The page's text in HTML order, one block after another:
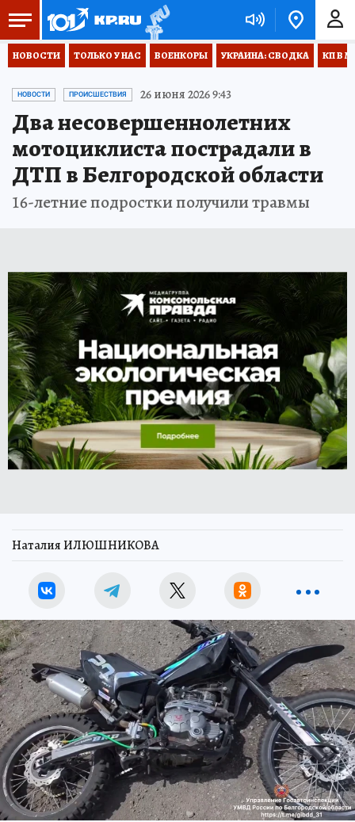
НОВОСТИ ТОЛЬКО У НАС ВОЕНКОРЫ УКРАИНА: СВОДКА КП В
НОВОСТИ ПРОИСШЕСТВИЯ 26 июня 2026 9:43
Два несовершеннолетних
мотоциклиста пострадали в
ДТП в Белгородской области
16-летние подростки получили травмы
Наталия ИЛЮШНИКОВА